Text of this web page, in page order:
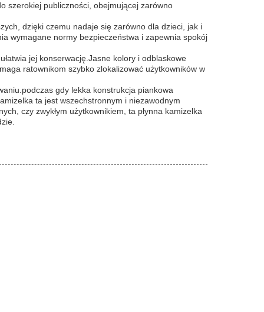
szerokiej publiczności, obejmującej zarówno
dzięki czemu nadaje się zarówno dla dzieci, jak i
wymagane normy bezpieczeństwa i zapewnia spokój
jej konserwację.Jasne kolory i odblaskowe
ratownikom szybko zlokalizować użytkowników w
gdy lekka konstrukcja piankowa
ta jest wszechstronnym i niezawodnym
czy zwykłym użytkownikiem, ta płynna kamizelka